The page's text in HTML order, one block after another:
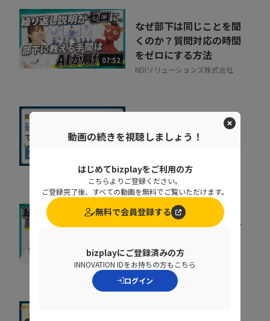
07:52
なぜ部下は同じことを聞
くのか？質問対応の時間
をゼロにする方法
NDIソリューションズ株式会社
社内に蔓延していた「便
利な録画」の落とし穴。
NDIソリューションズ株式会社
07:07
キャリア迷子を防ぐ！組
グ」のヒントとは
株式会社ベネッセコーポレーシ
ョン
すぐに効果が出る。手間
動画の続きを視聴しましょう！
はじめてbizplayをご利用の方
こちらよりご登録ください。
ご登録完了後、すべての動画を無料でご覧いただけます。
無料で会員登録する
bizplayにご登録済みの方
INNOVATION IDをお持ちの方もこちら
ログイン